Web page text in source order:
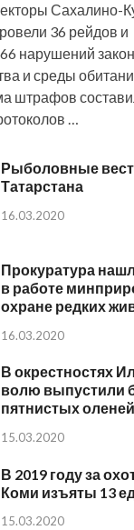
Сахалино-
36 рейдов и
нарушений
и среды
штрафов
…
Рыболовные
Татарстана
16.03.2020
Прокуратура
в работе
охране редких
16.03.2020
В окрестностях
волю выпустили
пятнистых оленей
15.03.2020
В 2019 году за
Коми изъяты 13
15.03.2020